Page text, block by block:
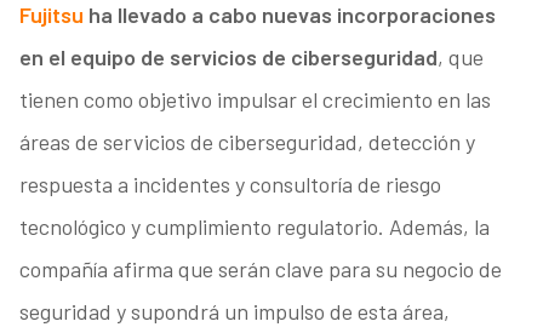
Fujitsu ha llevado a cabo nuevas incorporaciones
en el equipo de servicios de ciberseguridad, que
tienen como objetivo impulsar el crecimiento en las
áreas de servicios de ciberseguridad, detección y
respuesta a incidentes y consultoría de riesgo
tecnológico y cumplimiento regulatorio. Además, la
compañía afirma que serán clave para su negocio de
seguridad y supondrá un impulso de esta área,